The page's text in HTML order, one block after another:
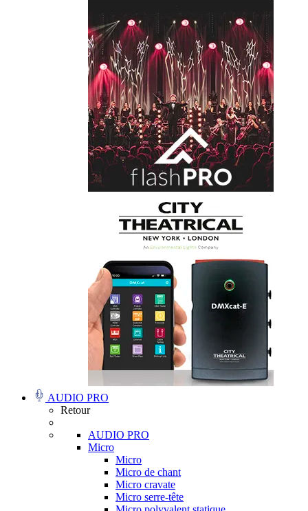
AUDIO PRO
Retour
AUDIO PRO
Micro
Micro
Micro de chant
Micro cravate
Micro serre-tête